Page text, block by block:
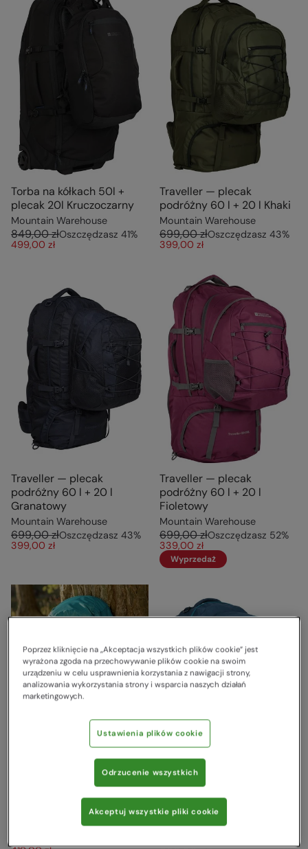
Torba na kółkach 50l +
plecak 20l Kruczoczarny
Mountain Warehouse
849,00 złOszczędzasz 41%
499,00 zł
Traveller — plecak
podróżny 60 l + 20 l Khaki
Mountain Warehouse
699,00 złOszczędzasz 43%
399,00 zł
Traveller — plecak
podróżny 60 l + 20 l
Granatowy
Mountain Warehouse
699,00 złOszczędzasz 43%
399,00 zł
Traveller — plecak
podróżny 60 l + 20 l
Fioletowy
Mountain Warehouse
699,00 złOszczędzasz 52%
339,00 zł
Wyprzedaż
Plecak Extreme Inca 65l
Mountain Warehouse
Traveller — plecak
podróżny 60 l + 20 l
Morska zieleń
Poprzez kliknięcie na „Akceptacja wszystkich plików cookie” jest
wyrażona zgoda na przechowywanie plików cookie na swoim
urządzeniu w celu usprawnienia korzystania z nawigacji strony,
analizowania wykorzystania strony i wsparcia naszych działań
marketingowych.
Ustawienia plików cookie
Odrzucenie wszystkich
Akceptuj wszystkie pliki cookie